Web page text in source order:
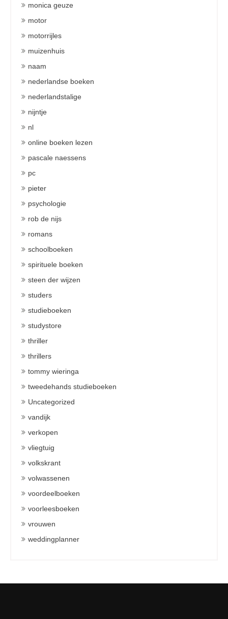
monica geuze
motor
motorrijles
muizenhuis
naam
nederlandse boeken
nederlandstalige
nijntje
nl
online boeken lezen
pascale naessens
pc
pieter
psychologie
rob de nijs
romans
schoolboeken
spirituele boeken
steen der wijzen
studers
studieboeken
studystore
thriller
thrillers
tommy wieringa
tweedehands studieboeken
Uncategorized
vandijk
verkopen
vliegtuig
volkskrant
volwassenen
voordeelboeken
voorleesboeken
vrouwen
weddingplanner